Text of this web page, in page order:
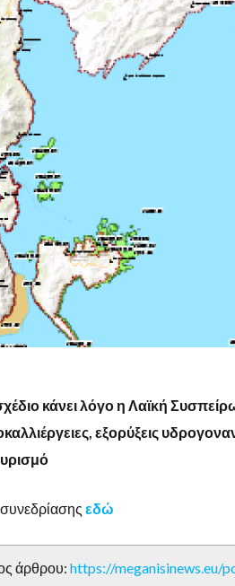
κάνει λόγο η Λαϊκή
εξορύξεις
συνεδρίασης εδώ
άρθρου: https://meganisinews.eu/